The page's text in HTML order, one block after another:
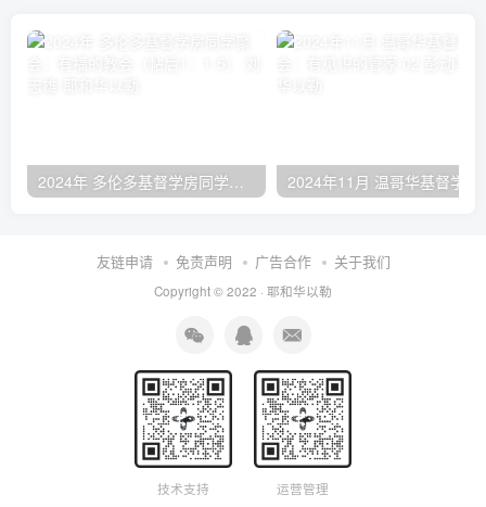
2024年 多伦多基督学房同学聚会：有福的教会（帖后1：1-5） 刘志雄
友链申请 免责声明 广告合作 关于我们
Copyright © 2022 · 耶和华以勒
技术支持 运营管理